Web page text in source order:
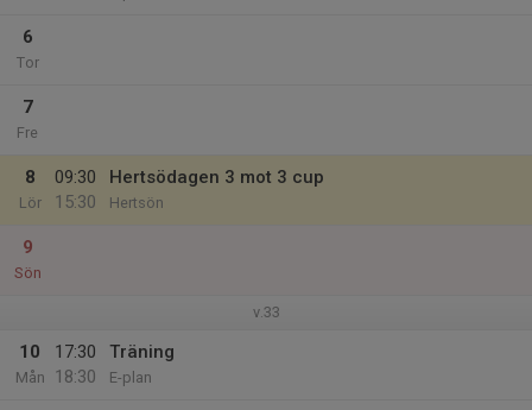
6
Tor
7
Fre
8
Lör
09:30
15:30
Hertsödagen 3 mot 3 cup
Hertsön
9
Sön
v.33
10
Mån
17:30
18:30
Träning
E-plan